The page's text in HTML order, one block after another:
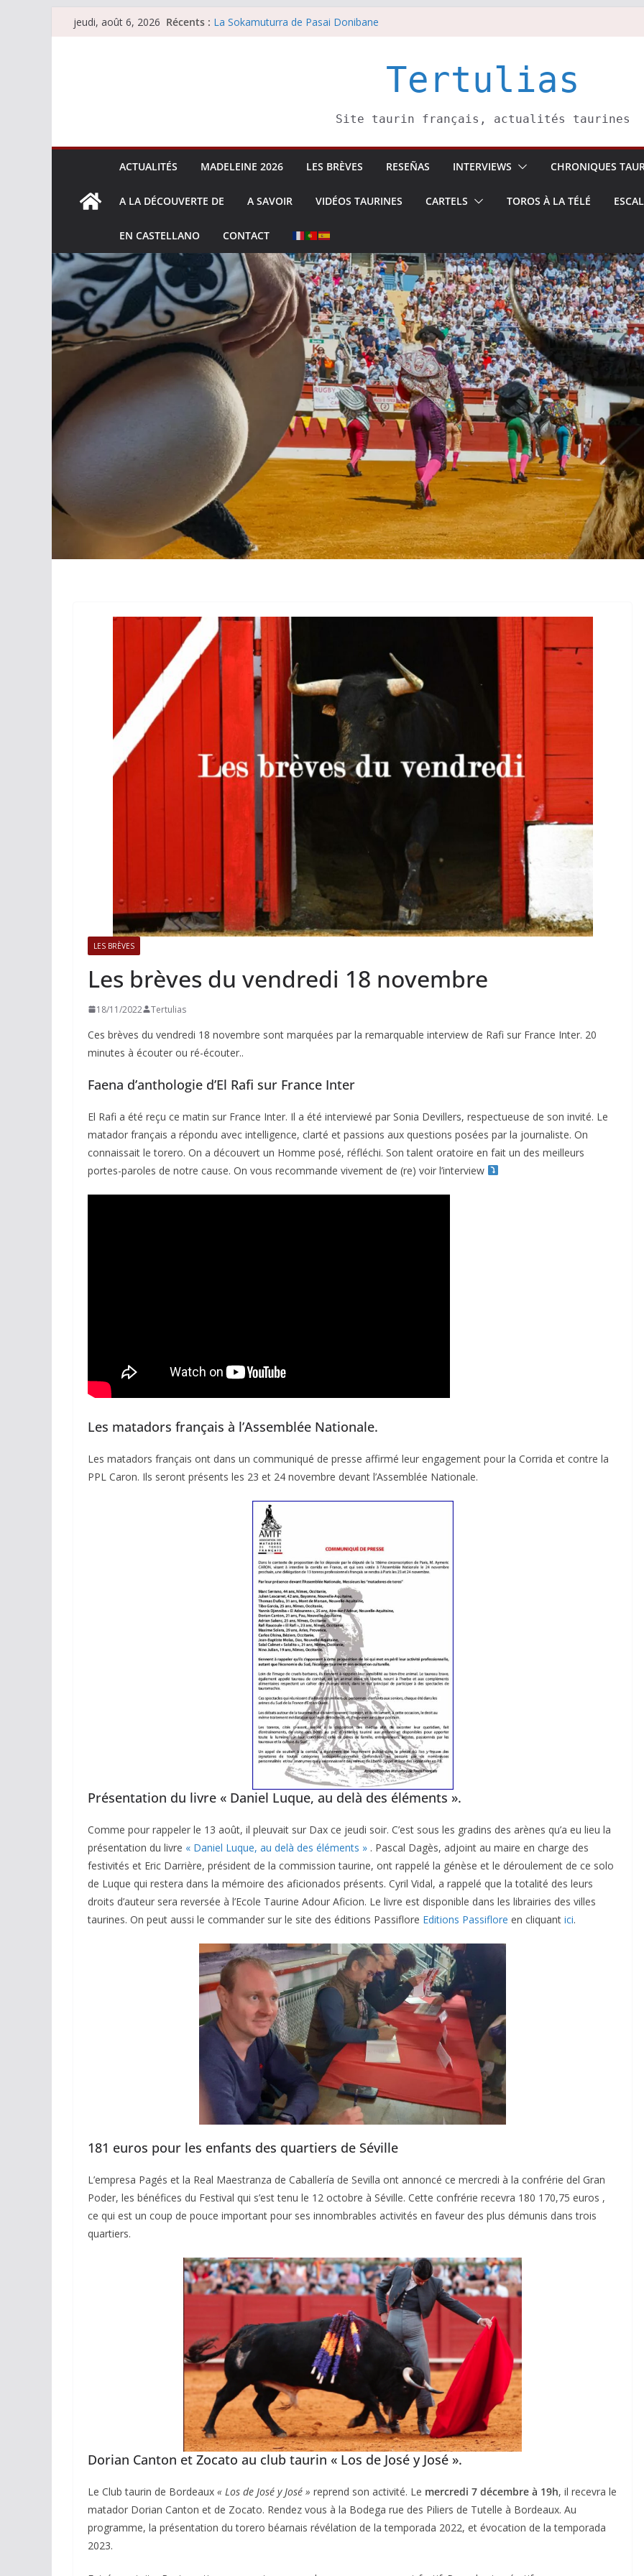
Passerjeudi, août 6, 2026 Récents : La Sokamuturra de Pasai Donibane
Tertulias
Site taurin français, actualités taurines
ACTUALITÉS MADELEINE 2026 LES BRÈVES RESEÑAS INTERVIEWS CHRONIQUES
A LA DÉCOUVERTE DE A SAVOIR VIDÉOS TAURINES CARTELS TOROS À LA TÉLÉ
EN CASTELLANO CONTACT
LES BRÈVES
Les brèves du vendredi 18 novembre
18/11/2022 Tertulias
Ces brèves du vendredi 18 novembre sont marquées par la remarquable interview de Rafi sur France Inter. 20
minutes à écouter ou ré-écouter..
Faena d’anthologie d’El Rafi sur France Inter
El Rafi a été reçu ce matin sur France Inter. Il a été interviewé par Sonia Devillers, respectueuse de son invité. Le
matador français a répondu avec intelligence, clarté et passions aux questions posées par la journaliste. On
connaissait le torero. On a découvert un Homme posé, réfléchi. Son talent oratoire en fait un des meilleurs
portes-paroles de notre cause. On vous recommande vivement de (re) voir l’interview
Les matadors français à l’Assemblée Nationale.
Les matadors français ont dans un communiqué de presse affirmé leur engagement pour la Corrida et contre la
PPL Caron. Ils seront présents les 23 et 24 novembre devant l’Assemblée Nationale.
Présentation du livre « Daniel Luque, au delà des éléments ».
Comme pour rappeler le 13 août, il pleuvait sur Dax ce jeudi soir. C’est sous les gradins des arènes qu’a eu lieu la
présentation du livre « Daniel Luque, au delà des éléments » . Pascal Dagès, adjoint au maire en charge des
festivités et Eric Darrière, président de la commission taurine, ont rappelé la génèse et le déroulement de ce solo
de Luque qui restera dans la mémoire des aficionados présents. Cyril Vidal, a rappelé que la totalité des leurs
droits d’auteur sera reversée à l’Ecole Taurine Adour Aficion. Le livre est disponible dans les librairies des villes
taurines. On peut aussi le commander sur le site des éditions Passiflore Editions Passiflore en cliquant ici.
181 euros pour les enfants des quartiers de Séville
L’empresa Pagés et la Real Maestranza de Caballería de Sevilla ont annoncé ce mercredi à la confrérie del Gran
Poder, les bénéfices du Festival qui s’est tenu le 12 octobre à Séville. Cette confrérie recevra 180 170,75 euros ,
ce qui est un coup de pouce important pour ses innombrables activités en faveur des plus démunis dans trois
quartiers.
Dorian Canton et Zocato au club taurin « Los de José y José ».
Le Club taurin de Bordeaux « Los de José y José » reprend son activité. Le mercredi 7 décembre à 19h, il recevra le
matador Dorian Canton et de Zocato. Rendez vous à la Bodega rue des Piliers de Tutelle à Bordeaux. Au
programme, la présentation du torero béarnais révélation de la temporada 2022, et évocation de la temporada
2023.
ACTUALITÉS TAURINES PHOTOS TAURINES 2026
Istres, l’ouverture en
photos
19/06/2026 Tertulias
Bayonne, la corrida des
fêtes en photos
17/07/2026 Tertulias
ACTUALITÉS TAURINES
Arles : au seuil des
Olivier Castelnau
Istres : la feria des